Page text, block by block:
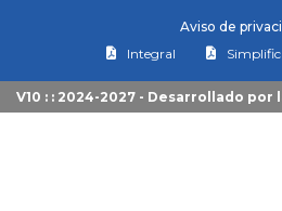
Aviso de
Integral
V10 : : 2024-2027 - Desarrollado por